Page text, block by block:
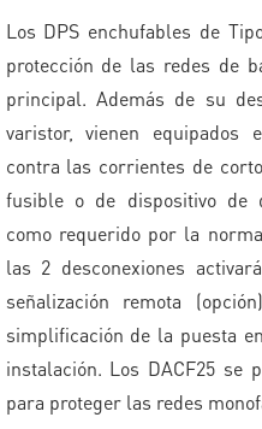
Los DPS enchufables de
protección de las redes de
principal. Además de su
varistor, vienen equipados
contra las corrientes de
fusible o de dispositivo de
como requerido por la
las 2 desconexiones
señalización remota
simplificación de la puesta
instalación. Los DACF25 se
para proteger las redes